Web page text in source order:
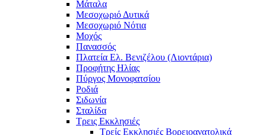
Μάταλα
Μεσοχωριό Δυτικά
Μεσοχωριό Νότια
Μοχός
Πανασσός
Πλατεία Ελ. Βενιζέλου (Λιοντάρια)
Προφήτης Ηλίας
Πύργος Μονοφατσίου
Ροδιά
Σιδωνία
Σταλίδα
Τρεις Εκκλησιές
Τρείς Εκκλησιές Βορειοανατολικά